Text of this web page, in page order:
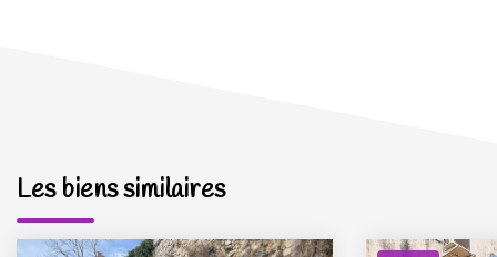
Les biens similaires